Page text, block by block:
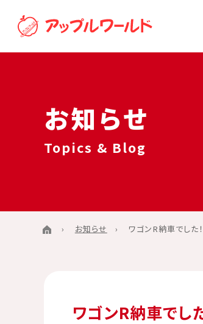
お知らせ
Topics & Blog
お知らせ ワゴンR納車でした！
ワゴンR納車でし